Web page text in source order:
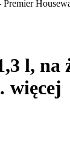
l, na
więcej